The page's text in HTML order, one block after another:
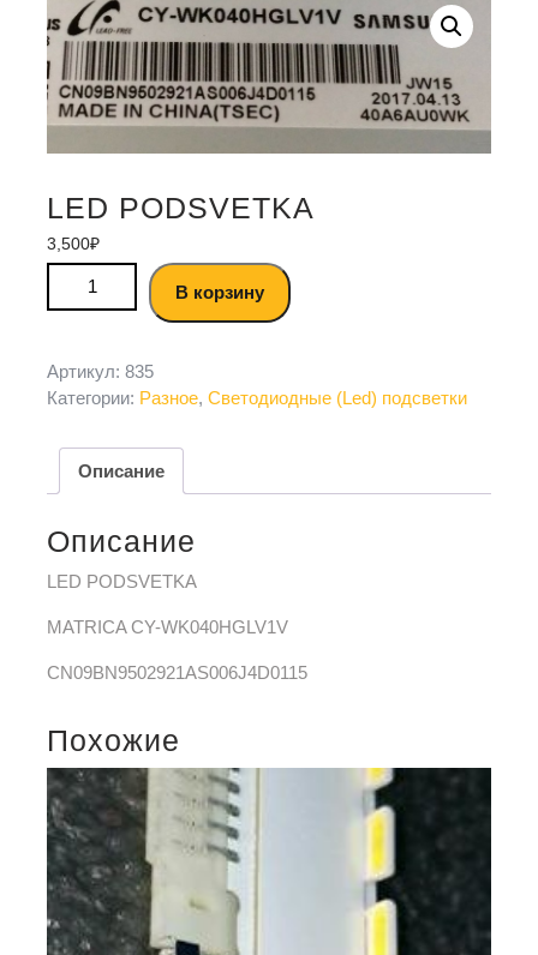
LED PODSVETKA
3,500₽
В корзину
Артикул: 835
Категории: Разное, Светодиодные (Led) подсветки
Описание
Описание
LED PODSVETKA
MATRICA CY-WK040HGLV1V
CN09BN9502921AS006J4D0115
Похожие